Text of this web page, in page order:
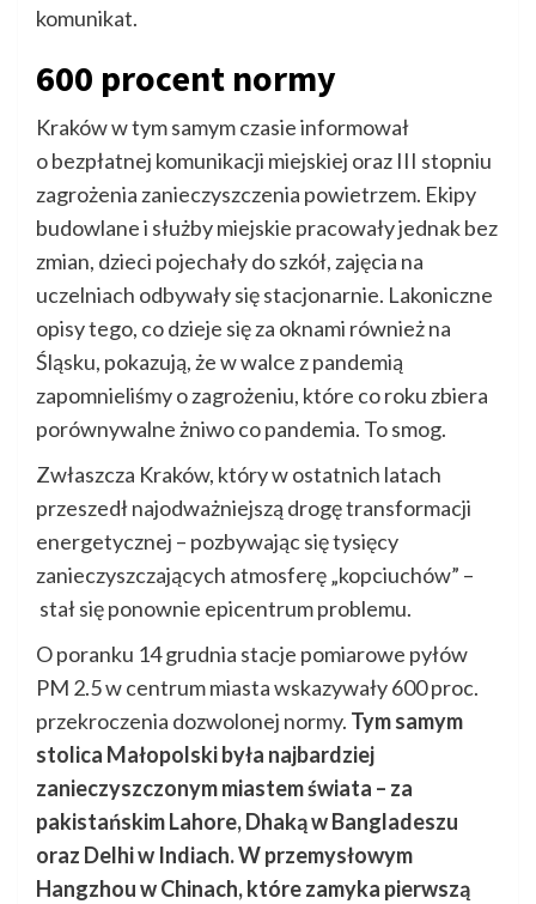
komunikat.
600 procent normy
Kraków w tym samym czasie informował
o bezpłatnej komunikacji miejskiej oraz III stopniu
zagrożenia zanieczyszczenia powietrzem. Ekipy
budowlane i służby miejskie pracowały jednak bez
zmian, dzieci pojechały do szkół, zajęcia na
uczelniach odbywały się stacjonarnie. Lakoniczne
opisy tego, co dzieje się za oknami również na
Śląsku, pokazują, że w walce z pandemią
zapomnieliśmy o zagrożeniu, które co roku zbiera
porównywalne żniwo co pandemia. To smog.
Zwłaszcza Kraków, który w ostatnich latach
przeszedł najodważniejszą drogę transformacji
energetycznej – pozbywając się tysięcy
zanieczyszczających atmosferę „kopciuchów” –
stał się ponownie epicentrum problemu.
O poranku 14 grudnia stacje pomiarowe pyłów
PM 2.5 w centrum miasta wskazywały 600 proc.
przekroczenia dozwolonej normy. Tym samym
stolica Małopolski była najbardziej
zanieczyszczonym miastem świata – za
pakistańskim Lahore, Dhaką w Bangladeszu
oraz Delhi w Indiach. W przemysłowym
Hangzhou w Chinach, które zamyka pierwszą